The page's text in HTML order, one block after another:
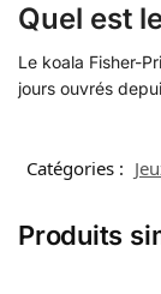
Quel est
Le koala Fisher-
jours ouvrés
Catégories :
Produits